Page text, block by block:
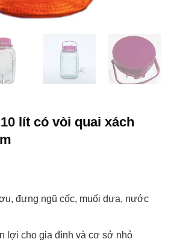
lít có vòi quai xách
đựng ngũ cốc, muối dưa, nước
lợi cho gia đình và cơ sở nhỏ